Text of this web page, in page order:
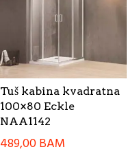
Tuš kabina kvadratna
100×80 Eckle
NAA1142
489,00BAM